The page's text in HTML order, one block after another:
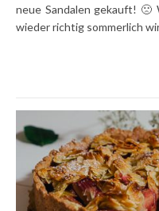
neue Sandalen gekauft! 🙁
wieder richtig sommerlich